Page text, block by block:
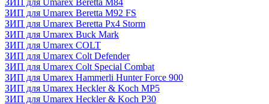
ЗИП для Umarex Beretta M84
ЗИП для Umarex Beretta M92 FS
ЗИП для Umarex Beretta Px4 Storm
ЗИП для Umarex Buck Mark
ЗИП для Umarex COLT
ЗИП для Umarex Colt Defender
ЗИП для Umarex Colt Special Combat
ЗИП для Umarex Hammerli Hunter Force 900
ЗИП для Umarex Heckler & Koch MP5
ЗИП для Umarex Heckler & Koch P30